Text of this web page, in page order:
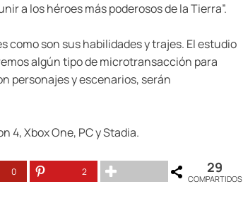
a los héroes más poderosos de la Tierra”.
son sus habilidades y trajes. El estudio
algún tipo de microtransacción para
personajes y escenarios, serán
4, Xbox One, PC y Stadia.
0 2 29
COMPARTIDOS